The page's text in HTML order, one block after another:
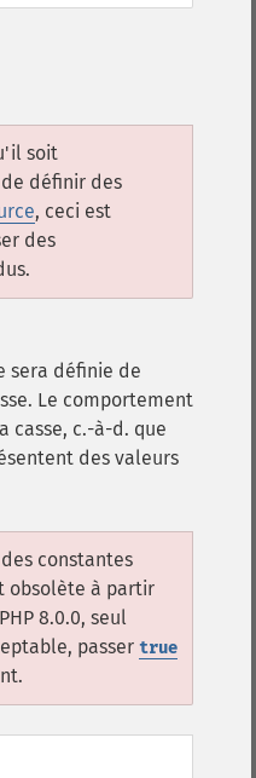
soit
définir des
, ceci est
des
sera définie de
Le comportement
casse, c.-à-d. que
des valeurs
constantes
obsolète à partir
8.0.0, seul
passer true